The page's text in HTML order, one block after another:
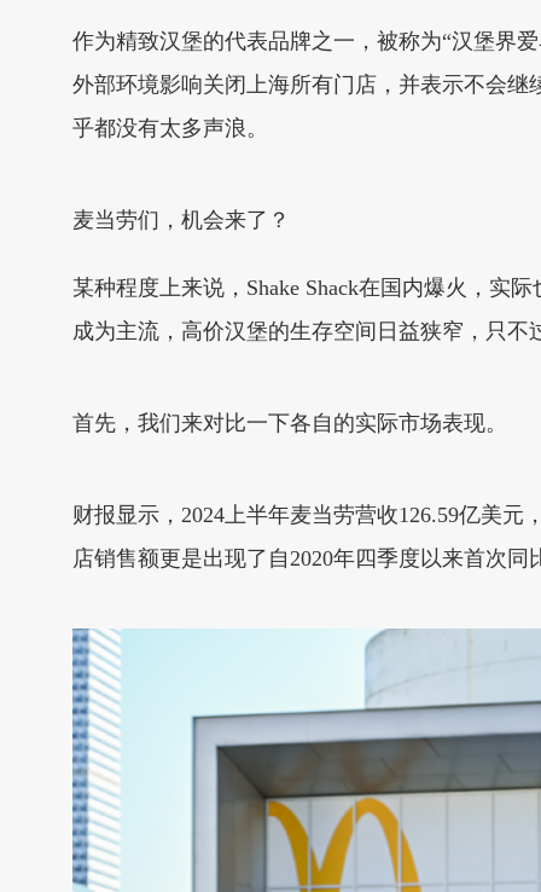
作为精致汉堡的代表品牌之一，被称为“汉堡界
外部环境影响关闭上海所有门店，并表示不会继
乎都没有太多声浪。
麦当劳们，机会来了？
某种程度上来说，Shake Shack在国内爆火，实
成为主流，高价汉堡的生存空间日益狭窄，只
首先，我们来对比一下各自的实际市场表现。
财报显示，2024上半年麦当劳营收126.59亿美
店销售额更是出现了自2020年四季度以来首次同